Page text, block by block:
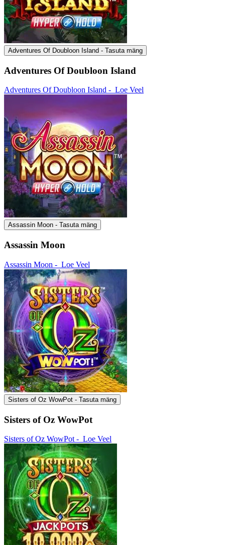
Adventures Of Doubloon Island - Tasuta mäng
Adventures Of Doubloon Island
Adventures Of Doubloon Island - Loe Veel
Assassin Moon - Tasuta mäng
Assassin Moon
Assassin Moon - Loe Veel
Sisters of Oz WowPot - Tasuta mäng
Sisters of Oz WowPot
Sisters of Oz WowPot - Loe Veel